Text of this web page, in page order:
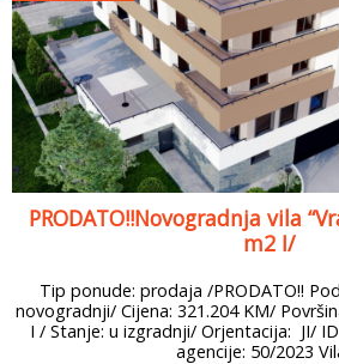
PRODATO!!Novogradnja vila
m2 I/
Tip ponude: prodaja /PRODATO!!
novogradnji/ Cijena: 321.204 KM/
I / Stanje: u izgradnji/ Orjentacija: JI/
agencije: 50/2023